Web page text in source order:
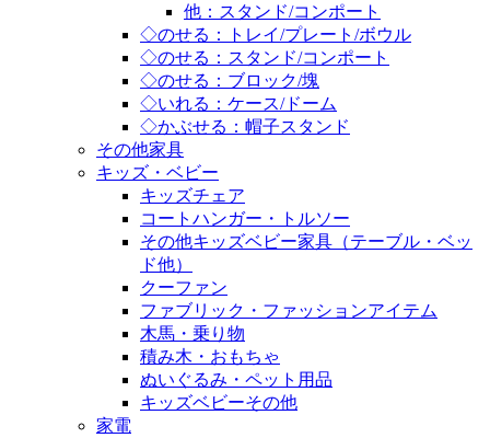
他：スタンド/コンポート
◇のせる：トレイ/プレート/ボウル
◇のせる：スタンド/コンポート
◇のせる：ブロック/塊
◇いれる：ケース/ドーム
◇かぶせる：帽子スタンド
その他家具
キッズ・ベビー
キッズチェア
コートハンガー・トルソー
その他キッズベビー家具（テーブル・ベッ
ド他）
クーファン
ファブリック・ファッションアイテム
木馬・乗り物
積み木・おもちゃ
ぬいぐるみ・ペット用品
キッズベビーその他
家電